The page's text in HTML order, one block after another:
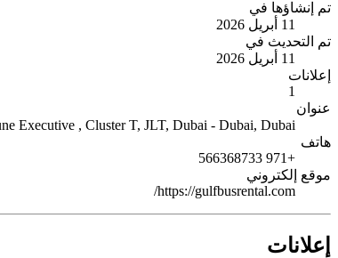
تم إنشاؤها في
11 أبريل 2026
تم التحديث في
11 أبريل 2026
إعلانات
1
عنوان
Executive , Cluster T, JLT, Dubai - Dubai, Dubai,
هاتف
+971 566368733
موقع إلكتروني
https://gulfbusrental.com/
إعلانات